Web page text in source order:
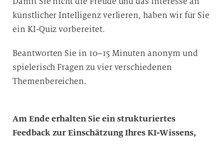
künstlicher Intelligenz verlieren, haben wir für Sie
ein KI-Quiz vorbereitet.
Beantworten Sie in 10–15 Minuten anonym und
spielerisch Fragen zu vier verschiedenen
Themenbereichen.
Am Ende erhalten Sie ein strukturiertes
Feedback zur Einschätzung Ihres KI-Wissens,